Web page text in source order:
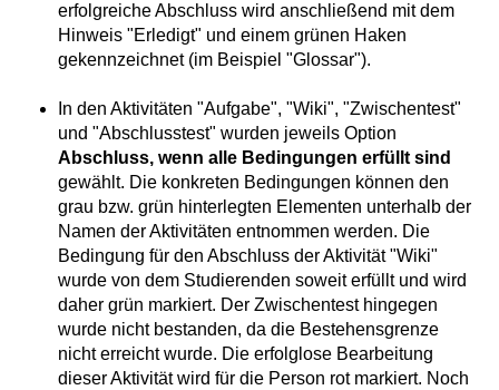
erfolgreiche Abschluss wird anschließend mit dem
Hinweis "Erledigt" und einem grünen Haken
gekennzeichnet (im Beispiel "Glossar").
In den Aktivitäten "Aufgabe", "Wiki", "Zwischentest"
und "Abschlusstest" wurden jeweils Option
Abschluss, wenn alle Bedingungen erfüllt sind
gewählt. Die konkreten Bedingungen können den
grau bzw. grün hinterlegten Elementen unterhalb der
Namen der Aktivitäten entnommen werden. Die
Bedingung für den Abschluss der Aktivität "Wiki"
wurde von dem Studierenden soweit erfüllt und wird
daher grün markiert. Der Zwischentest hingegen
wurde nicht bestanden, da die Bestehensgrenze
nicht erreicht wurde. Die erfolglose Bearbeitung
dieser Aktivität wird für die Person rot markiert. Noch